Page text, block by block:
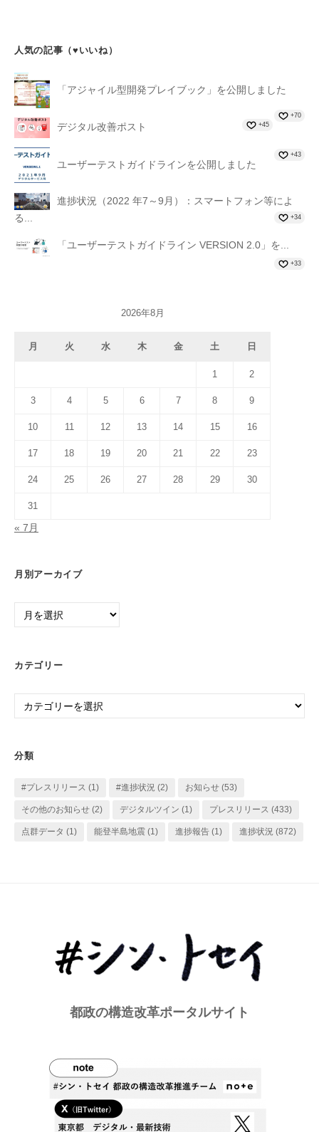
人気の記事（♥いいね）
「アジャイル型開発プレイブック」を公開しました
+70
デジタル改善ポスト +45
ユーザーテストガイドラインを公開しました
+43
進捗状況（2022 年7～9月）：スマートフォン等によ
る...
+34
「ユーザーテストガイドライン VERSION 2.0」を...
+33
2026年8月
月 火 水 木 金 土 日
1 2
3 4 5 6 7 8 9
10 11 12 13 14 15 16
17 18 19 20 21 22 23
24 25 26 27 28 29 30
31
« 7月
月別アーカイブ
月
カ
カテゴリー
カ
ー
分類
#プレスリリース (1) #進捗状況 (2) お知らせ (53)
その他のお知らせ (2) デジタルツイン (1) プレスリリース (433)
点群データ (1) 能登半島地震 (1) 進捗報告 (1) 進捗状況 (872)
都政の構造改革ポータルサイト